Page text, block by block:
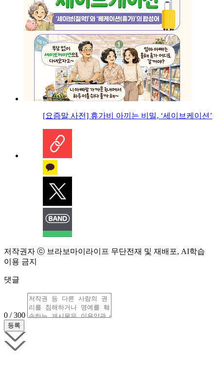
[요즘말 사전] 휴가비 아끼는 비밀, ‘세이브케이션’
저작권자 ⓒ 브라보마이라이프 무단전재 및 재배포, AI학습
이용 금지
댓글
0 / 300